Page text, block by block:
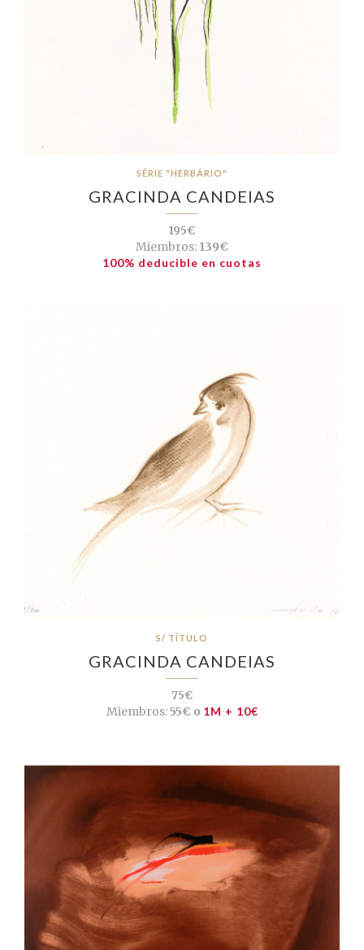
SÉRIE "HERBÁRIO"
GRACINDA CANDEIAS
195€
Miembros: 139€
100% deducible en cuotas
S/ TÍTULO
GRACINDA CANDEIAS
75€
Miembros:55€ o 1M + 10€